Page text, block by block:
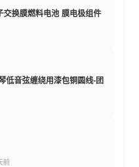
换膜燃料电池 膜电极组件
低音弦缠绕用漆包铜圆线-团
前